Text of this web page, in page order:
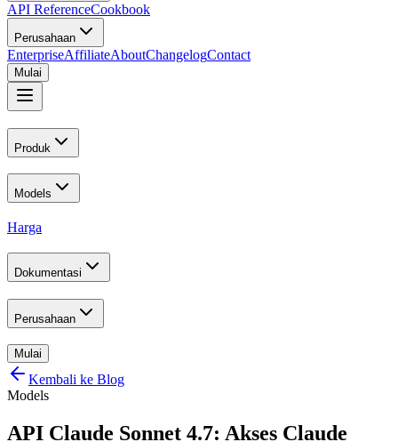
API ReferenceCookbook
Perusahaan
EnterpriseAffiliateAboutChangelogContact
Mulai
Produk
Models
Harga
Dokumentasi
Perusahaan
Mulai
Kembali ke Blog
Models
API Claude Sonnet 4.7: Akses Claude